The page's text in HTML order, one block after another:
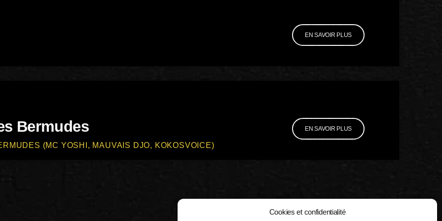
Cookies et confidentialité
EN SAVOIR PLUS
Bermudes
(MC YOSHI, MAUVAIS DJO, KOKOSVOICE)
EN SAVOIR PLUS